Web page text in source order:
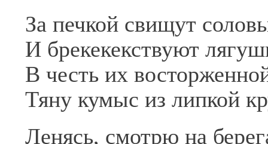
За печкой свищут
И брекекекствуют
В честь их
Тяну кумыс из липкой
Ленясь, смотрю на